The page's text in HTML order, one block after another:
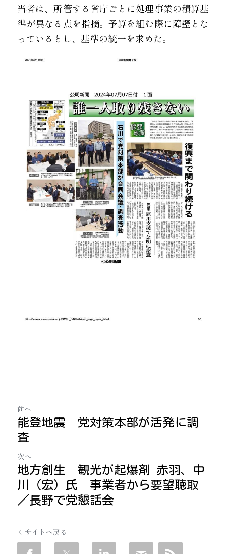
当者は、所管する省庁ごとに処理事業の積算基
準が異なる点を指摘。予算を組む際に障壁とな
っているとし、基準の統一を求めた。
前へ
能登地震 党対策本部が活発に調
査
次へ
地方創生 観光が起爆剤 赤羽、中
川（宏）氏 事業者から要望聴取
／長野で党懇話会
サイトへ戻る